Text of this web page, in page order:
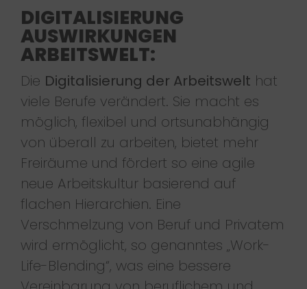
DIGITALISIERUNG
AUSWIRKUNGEN
ARBEITSWELT:
Die Digitalisierung der Arbeitswelt hat
viele Berufe verändert. Sie macht es
möglich, flexibel und ortsunabhängig
von überall zu arbeiten, bietet mehr
Freiräume und fördert so eine agile
neue Arbeitskultur basierend auf
flachen Hierarchien. Eine
Verschmelzung von Beruf und Privatem
wird ermöglicht, so genanntes „Work-
Life-Blending“, was eine bessere